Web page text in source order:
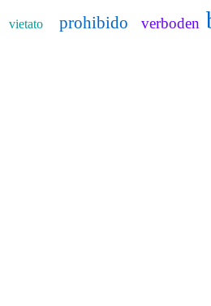
vietato prohibido verboden